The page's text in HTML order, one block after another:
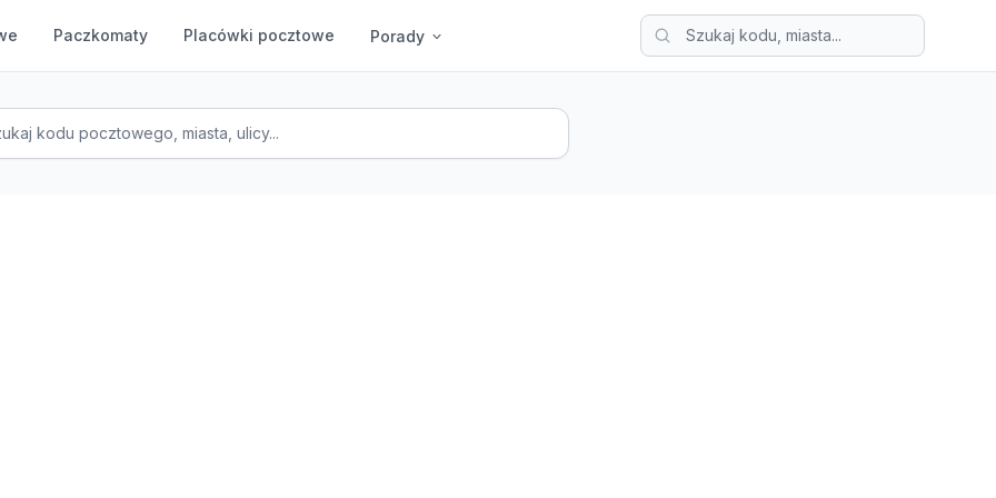
Paczkomaty Placówki pocztowe Porady